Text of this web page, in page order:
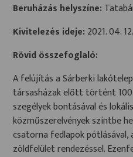
Beruházás helyszíne:
Kivitelezés ideje: 2021. 04.
Rövid összefoglaló:
A felújítás a Sárberki lakótelep
társasházak előtt történt
szegélyek bontásával és
közműszerelvények szintbe
csatorna fedlapok
zöldfelület rendezéssel.